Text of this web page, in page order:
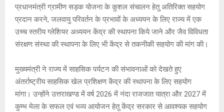
प्रधानमंत्री ग्रामीण सड़क योजना के कुशल संचालन हेतु अतिरिक्त सहयोग
प्रदान करने, जलवायु परिवर्तन के प्रभावों के अध्ययन के लिए राज्य में एक
उच्च स्तरीय ग्लेशियर अध्ययन केंद्र की स्थापना किये जाने और जैव विविधता
संरक्षण संस्था की स्थापना के लिए भी केंद्र से तकनीकी सहयोग की मांग की।
मुख्यमंत्री ने राज्य में साहसिक पर्यटन की संभावनाओं को देखते हुए
अंतर्राष्ट्रीय साहसिक खेल प्रशिक्षण केंद्र की स्थापना के लिए सहयोग
मांगा। उन्होंने उत्तराखण्ड में वर्ष 2026 में नंदा राजजात यात्रा और 2027 में
कुम्भ मेला के सफल एवं भव्य आयोजन हेतु केंद्र सरकार से आवश्यक सहयोग